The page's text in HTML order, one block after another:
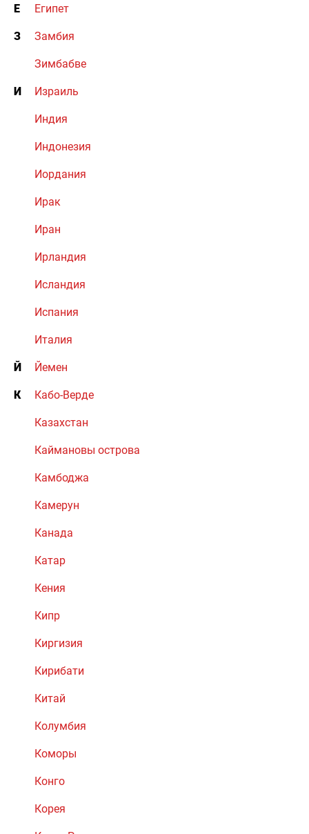
Е Египет
З Замбия
Зимбабве
И Израиль
Индия
Индонезия
Иордания
Ирак
Иран
Ирландия
Исландия
Испания
Италия
Й Йемен
К Кабо-Верде
Казахстан
Каймановы острова
Камбоджа
Камерун
Канада
Катар
Кения
Кипр
Киргизия
Кирибати
Китай
Колумбия
Коморы
Конго
Корея